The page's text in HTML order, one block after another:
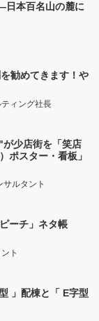
本百名山の麓に
勧めてきます！や
ィング社長
少店街を「笑店
ポスター・看板」
ルタント
ーチ」ネタ帳
ト
」配棟と「 E字型